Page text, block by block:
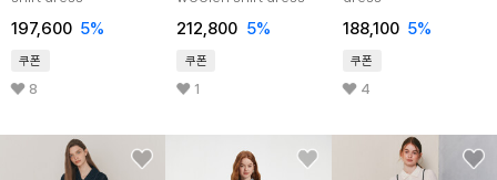
197,600 5%
쿠폰
8
212,800 5%
쿠폰
1
188,100 5%
쿠폰
4